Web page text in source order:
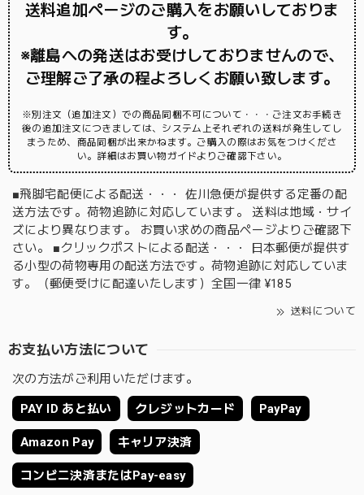
送料追加ページのご購入をお願いしておりま
す。
※離島への発送はお受けしておりませんので、
ご理解ご了承の程よろしくお願い致します。
※別注文（追加注文）での商品同梱不可について・・・ご注文お手続き
後の追加注文につきましては、システム上それぞれの送料が発生してし
まうため、商品同梱が出来かねます。ご購入の際はお気をつけくださ
い。詳細はお買い物ガイドよりご確認下さい。
■飛脚宅配便による配送・・・ 佐川急便が提供する定番の配
送方法です。荷物追跡に対応しています。 送料は地域・サイ
ズにより異なります。 お買い求めの商品ページよりご確認下
さい。 ■クリックポストによる配送・・・ 日本郵便が提供す
る小型の荷物専用の配送方法です。荷物追跡に対応していま
す。（郵便受けに配達いたします）全国一律 ¥185
送料について
お支払い方法について
次の方法がご利用いただけます。
PAY ID あと払い クレジットカード PayPay
Amazon Pay キャリア決済
コンビニ決済またはPay-easy